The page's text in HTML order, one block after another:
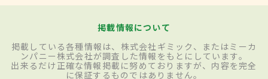
掲載情報について
掲載している各種情報は、株式会社ギミック、またはミーカ
ンパニー株式会社が調査した情報をもとにしています。
出来るだけ正確な情報掲載に努めておりますが、内容を完全
に保証するものではありません。